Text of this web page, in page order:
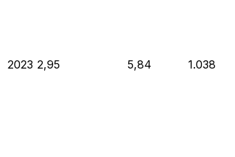
2023 2,95 5,84 1.038